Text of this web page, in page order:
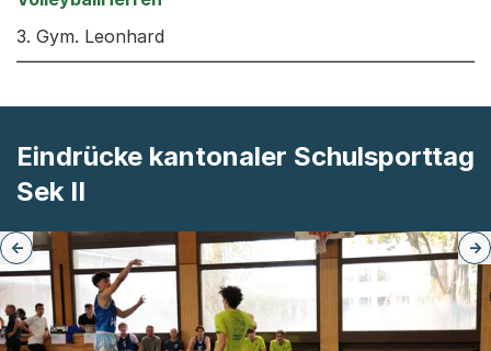
3. Gym. Leonhard
Eindrücke kantonaler Schulsporttag
Sek II